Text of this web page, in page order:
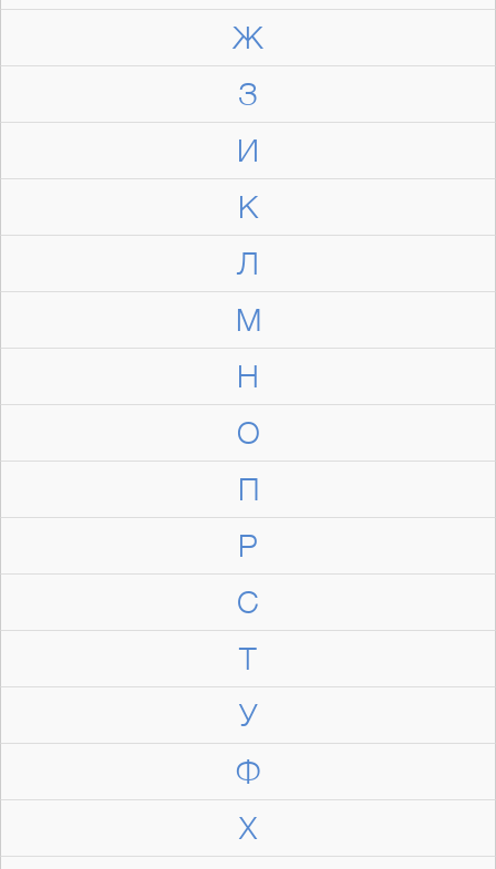
Ж
З
И
К
Л
М
Н
О
П
Р
С
Т
У
Ф
Х